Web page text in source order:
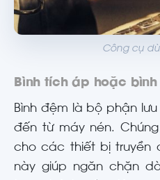
Công cụ
Bình tích áp hoặc
Bình đệm là bộ phận
đến từ máy nén.
cho các thiết bị truyền
này giúp ngăn chặn